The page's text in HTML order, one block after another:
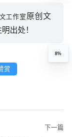
工作室原创文
出处！
赏
下一篇
8%